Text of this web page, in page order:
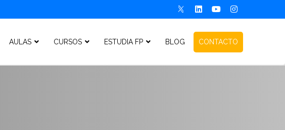
AULAS CURSOS ESTUDIA FP BLOG CONTACTO